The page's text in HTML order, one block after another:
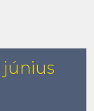
június